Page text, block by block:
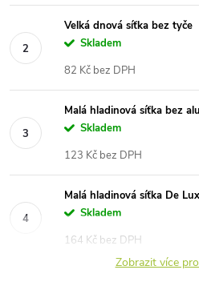
Velká dnová síťka bez tyče
Skladem
82 Kč bez DPH
Malá hladinová síťka bez
Skladem
123 Kč bez DPH
Malá hladinová síťka De Lux
Skladem
164 Kč bez DPH
Zobrazit více